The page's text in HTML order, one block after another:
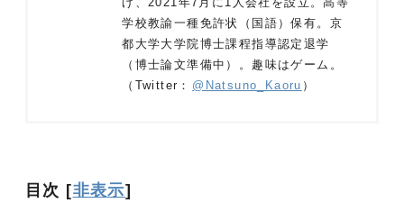
学校教諭一種免許状（国語）保有。京
都大学大学院博士課程指導認定退学
（博士論文準備中）。趣味はゲーム。
（Twitter： @Natsuno_Kaoru ）
目次 [非表示]